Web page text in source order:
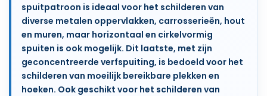
spuitpatroon is ideaal voor het schilderen van
diverse metalen oppervlakken, carrosserieën, hout
en muren, maar horizontaal en cirkelvormig
spuiten is ook mogelijk. Dit laatste, met zijn
geconcentreerde verfspuiting, is bedoeld voor het
schilderen van moeilijk bereikbare plekken en
hoeken. Ook geschikt voor het schilderen van